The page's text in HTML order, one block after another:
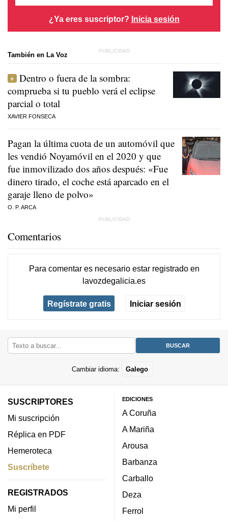
¿Ya eres suscriptor? Inicia sesión
También en La Voz
Dentro o fuera de la sombra:
comprueba si tu pueblo verá el eclipse
parcial o total
XAVIER FONSECA
Pagan la última cuota de un automóvil que
les vendió Noyamóvil en el 2020 y que
fue inmovilizado dos años después: «Fue
dinero tirado, el coche está aparcado en el
garaje lleno de polvo»
O. P. ARCA
Comentarios
Para comentar es necesario estar registradoen
lavozdegalicia.es
Regístrate gratis Iniciar sesión
Cambiar idioma: Galego
SUSCRIPTORES
Mi suscripción
Réplica en PDF
Hemeroteca
Suscríbete
REGISTRADOS
Mi perfil
EDICIONES
A Coruña
A Mariña
Arousa
Barbanza
Carballo
Deza
Ferrol